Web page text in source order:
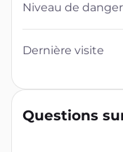
Niveau de danger
Dernière visite
Questions